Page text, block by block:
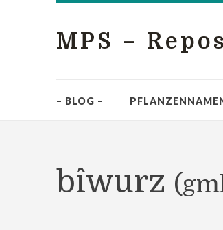
MPS –
– BLOG –
bîwurz